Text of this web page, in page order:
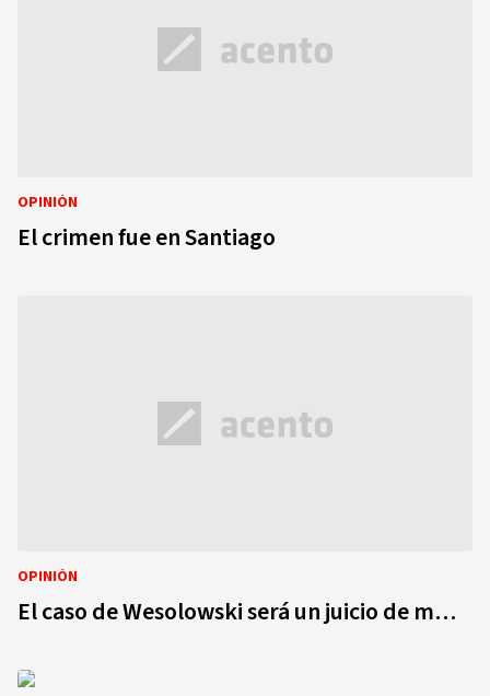
OPINIÓN
El crimen fue en Santiago
OPINIÓN
El caso de Wesolowski será un juicio de m…